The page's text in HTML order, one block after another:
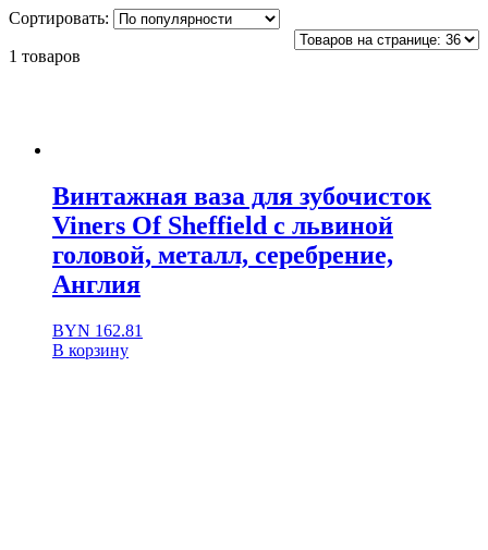
Сортировать:
1 товаров
Винтажная ваза для зубочисток
Viners Of Sheffield с львиной
головой, металл, серебрение,
Англия
BYN 162.81
В корзину